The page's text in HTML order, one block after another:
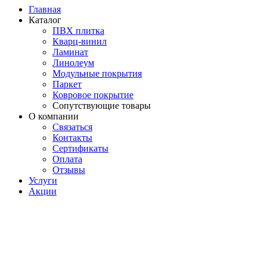
Главная
Каталог
ПВХ плитка
Кварц-винил
Ламинат
Линолеум
Модульные покрытия
Паркет
Ковровое покрытие
Сопутствующие товары
О компании
Связаться
Контакты
Сертификаты
Оплата
Отзывы
Услуги
Акции